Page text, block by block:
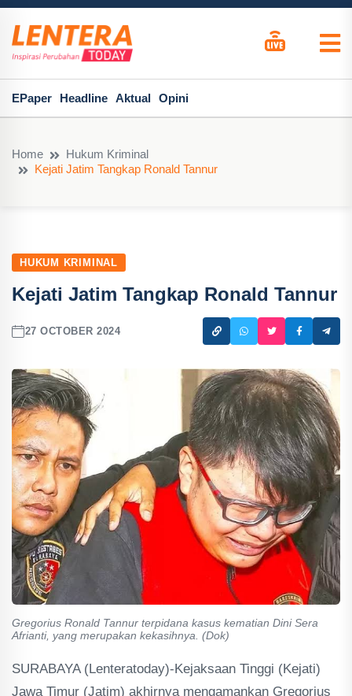
EPaper Headline Aktual Opini
Home
Hukum Kriminal
Kejati Jatim Tangkap Ronald Tannur
HUKUM KRIMINAL
Kejati Jatim Tangkap Ronald Tannur
27 OCTOBER 2024
Gregorius Ronald Tannur terpidana kasus kematian Dini Sera
Afrianti, yang merupakan kekasihnya. (Dok)
SURABAYA (Lenteratoday)-Kejaksaan Tinggi (Kejati)
Jawa Timur (Jatim) akhirnya mengamankan Gregorius